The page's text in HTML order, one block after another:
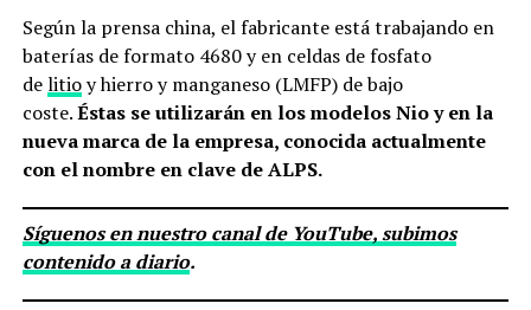
Según la prensa china, el fabricante está trabajando en
baterías de formato 4680 y en celdas de fosfato
delitioy hierro y manganeso (LMFP) de bajo
coste.Éstas se utilizarán en los modelos Nio y en la
nueva marca de la empresa, conocida actualmente
con el nombre en clave de ALPS.
Síguenos en nuestro canal de YouTube, subimos
contenido a diario.